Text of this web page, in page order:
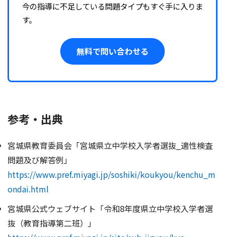
今の指導に不足している問題タイプもすぐ手に入りま
す。
無料で問い合わせる
参考・出典
宮城県教育委員会「宮城県立中学校入学者選抜_適性検査
問題及び解答例」
https://www.pref.miyagi.jp/soshiki/koukyou/kenchu_m
ondai.html
宮城県公式ウェブサイト「令和8年度県立中学校入学者選
抜（教育指導第二班）」